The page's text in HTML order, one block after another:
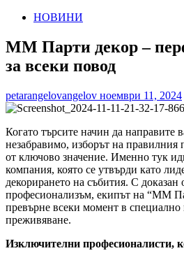
НОВИНИ
MM Парти декор –
за всеки повод
petarangelovangelov ноември 11, 2024
Когато търсите начин да направите
незабравимо, изборът на правилния
от ключово значение. Именно тук
компания, която се утвърди като
декорирането на събития. С доказан
професионализъм, екипът на “ММ
превърне всеки момент в специално
преживяване.
Изключителни професионалисти,